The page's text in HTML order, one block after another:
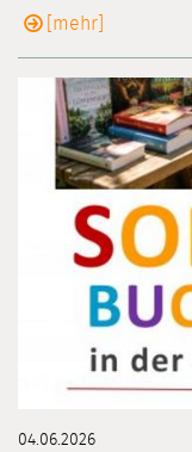
[mehr]
04.06.2026